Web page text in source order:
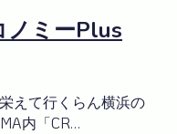
ノミーPlus
えて行くらん横浜の
内「CR…